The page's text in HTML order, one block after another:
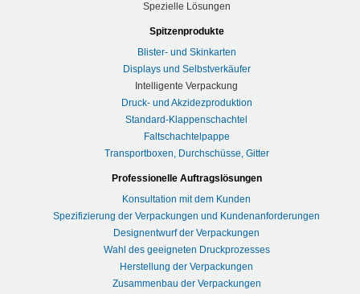
Spezielle Lösungen
Spitzenprodukte
Blister- und Skinkarten
Displays und Selbstverkäufer
Intelligente Verpackung
Druck- und Akzidezproduktion
Standard-Klappenschachtel
Faltschachtelpappe
Transportboxen, Durchschüsse, Gitter
Professionelle Auftragslösungen
Konsultation mit dem Kunden
Spezifizierung der Verpackungen und Kundenanforderungen
Designentwurf der Verpackungen
Wahl des geeigneten Druckprozesses
Herstellung der Verpackungen
Zusammenbau der Verpackungen